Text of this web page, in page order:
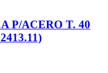
P/ACERO T. 40